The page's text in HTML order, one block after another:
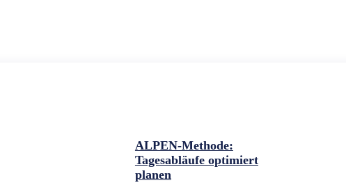
ALPEN-Methode:
Tagesabläufe optimiert
planen